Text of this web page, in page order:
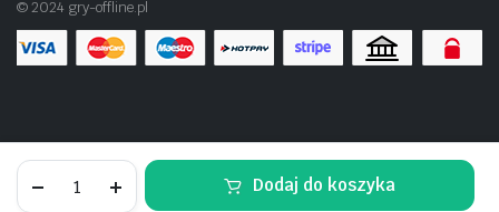
Park
Dodaj do koszyka
© 2024 gry-offline.pl